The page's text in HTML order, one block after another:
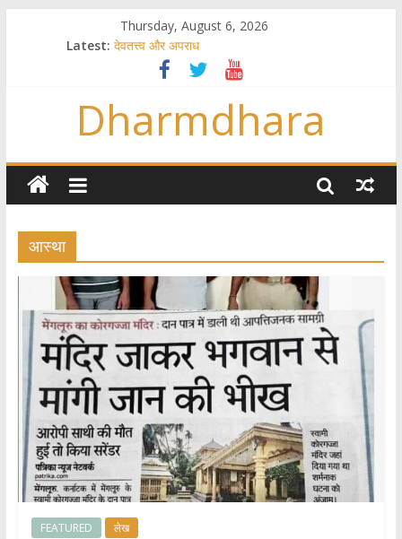
Thursday, August 6, 2026
Latest: देवतत्त्व और अपराध
स्त्रियाँ वेदाधिकारिणी क्यों नहीं हैं
विश्व का सबसे बड़ा और वैज्ञानिक समय गणना तन्त्र
तुम्हीं हो माता, पिता तुम्हीं हो ??
गौ सेवा और राजयोग
Dharmdhara
आस्था
FEATURED लेख